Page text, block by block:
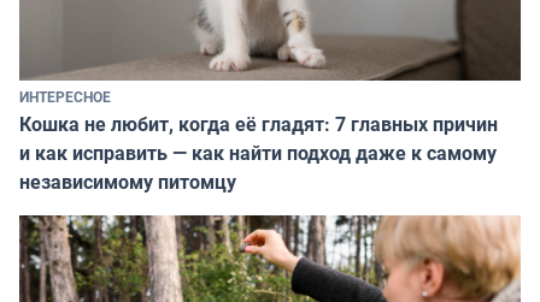
ИНТЕРЕСНОЕ
Кошка не любит, когда её гладят: 7 главных причин
и как исправить — как найти подход даже к самому
независимому питомцу